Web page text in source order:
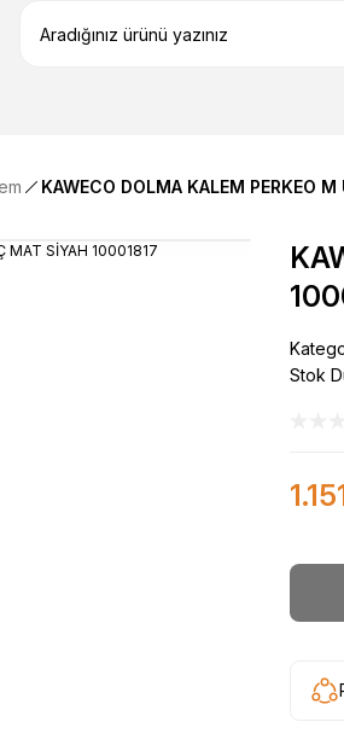
KAWECO DOLMA KALEM PERKEO
Stok